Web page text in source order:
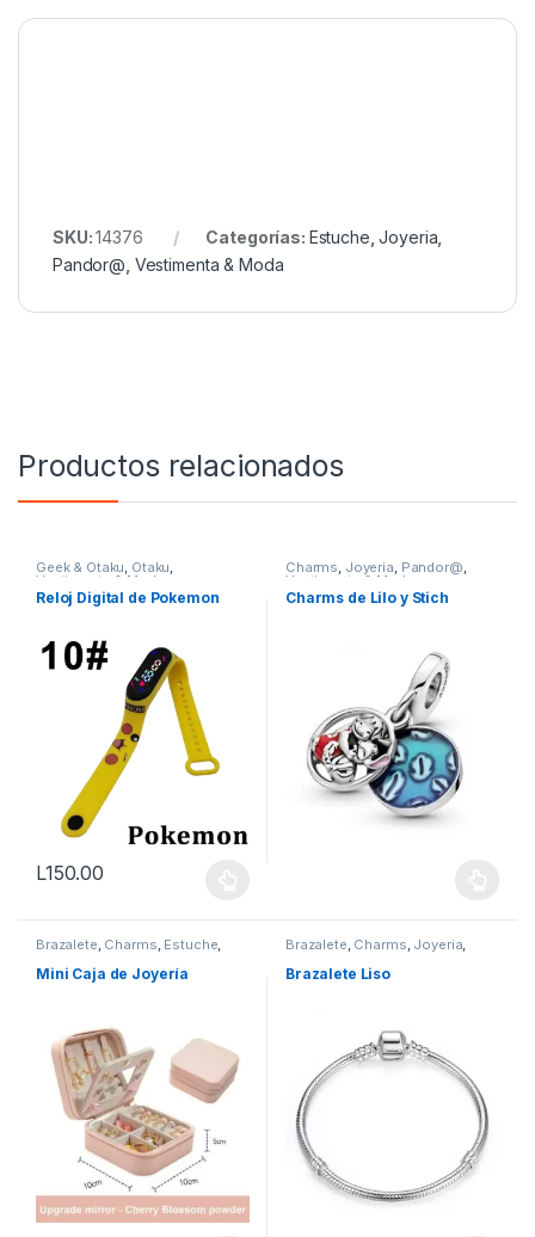
SKU:14376 Categorías: Estuche ,Joyeria
Pandor@ Vestimenta & Moda
Productos relacionados
Geek & Otaku, Otaku,
Vestimenta & Moda
Reloj Digital de Pokemon
L150.00
Charms, Joyeria, Pandor@,
Vestimenta & Moda
Charms de Lilo y Stich
Brazalete Charms Estuche
Vestimenta & Moda
Mini Caja de Joyería
Brazalete Charms Joyeria
Vestimenta & Moda
Brazalete Liso